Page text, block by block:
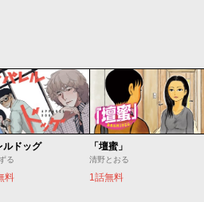
ルドッグ
る
料
「壇蜜」
清野とおる
1話無料